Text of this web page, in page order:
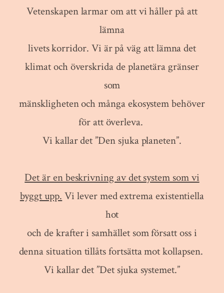
Vetenskapen larmar om att vi håller på att
lämna
livets korridor. Vi är på väg att lämna det
klimat och överskrida de planetära gränser
som
mänskligheten och många ekosystem behöver
för att överleva.
Vi kallar det ”Den sjuka planeten”.
Det är en beskrivning av det system som vi
byggt upp. Vi lever med extrema existentiella
hot
och de krafter i samhället som försatt oss i
denna situation tillåts fortsätta mot kollapsen.
Vi kallar det ”Det sjuka systemet.”